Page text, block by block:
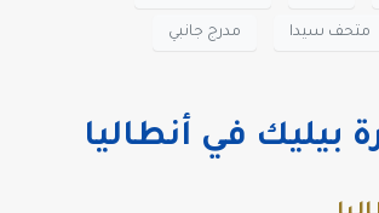
متحف سيدا مدرج جانبي
بيليك في أنطاليا